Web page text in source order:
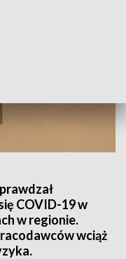
COVID-19 w
w regionie.
wciąż